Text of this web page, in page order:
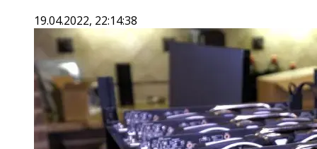
19.04.2022, 22:14:38